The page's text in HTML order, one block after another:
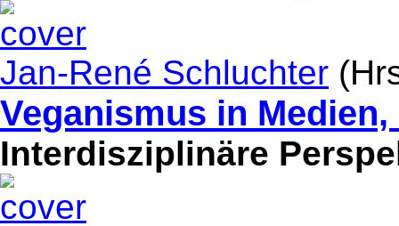
Jan-René Schluchter
Veganismus in
Interdisziplinäre